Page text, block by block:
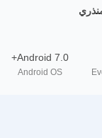
Android 7.0+
Android OS